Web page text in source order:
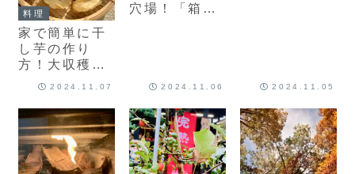
料理
家で簡単に干
し芋の作り
方！大収穫の
さつまいもで
しもう
2024.11.07
穴場！「箱の
が終了予定
2024.11.06 2024.11.05